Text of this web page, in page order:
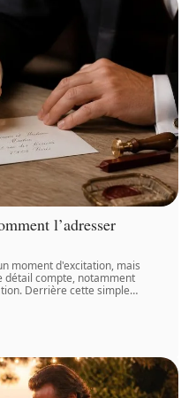
l’adresser
moment d'excitation, mais
détail compte, notamment
Derrière cette simple…